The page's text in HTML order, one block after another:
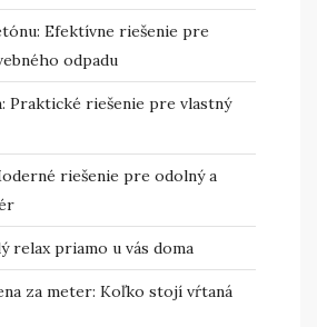
Efektívne riešenie pre
odpadu
Praktické riešenie pre vlastný
riešenie pre odolný a
relax priamo u vás doma
za meter: Koľko stojí vŕtaná